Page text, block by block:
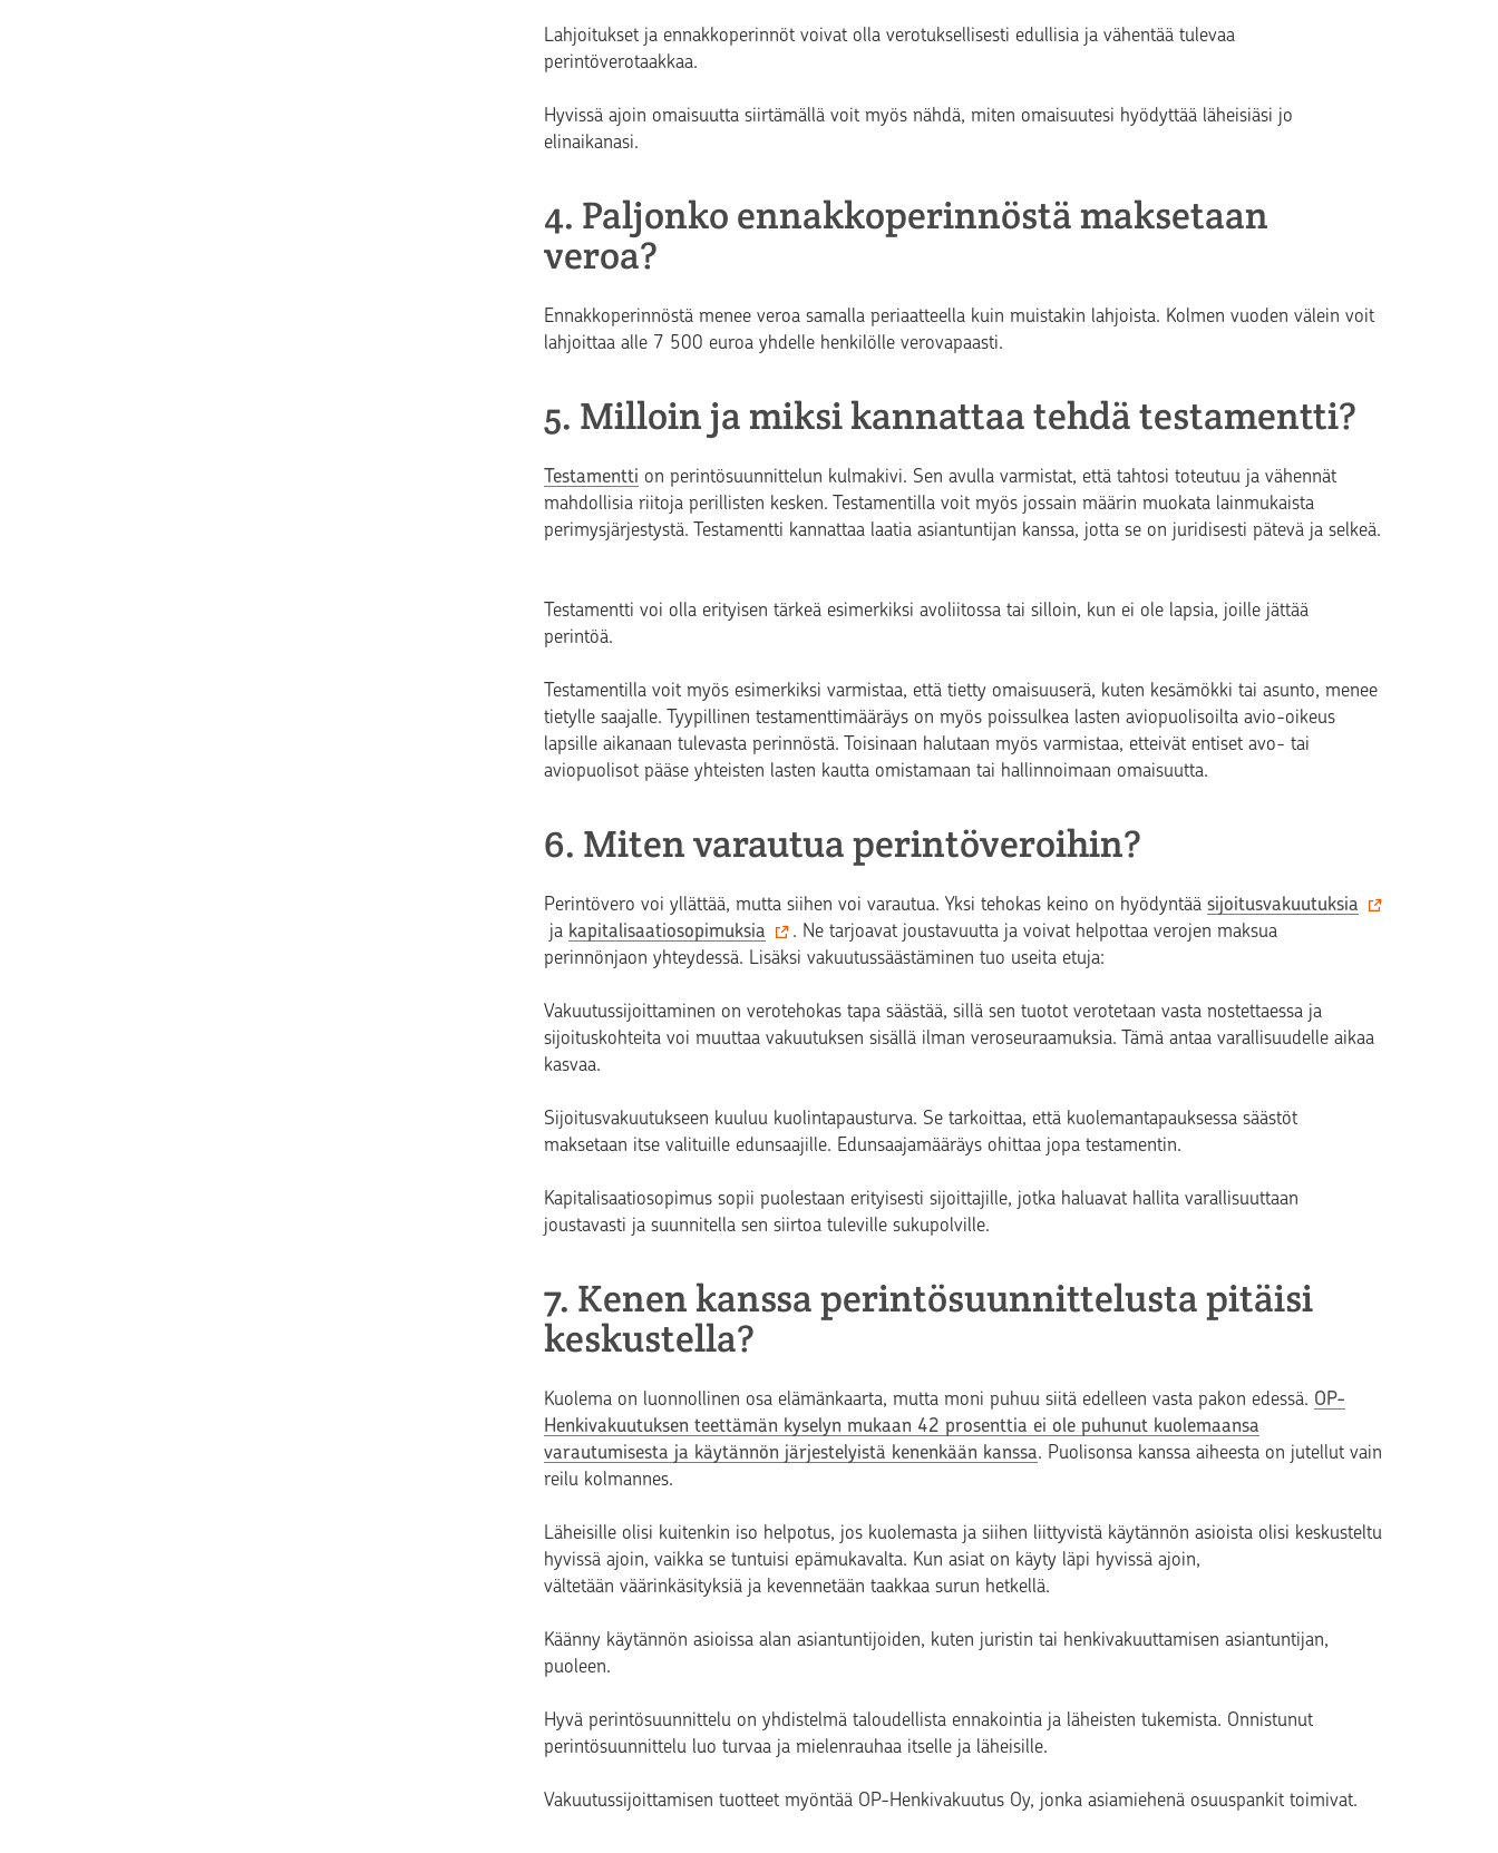
Lahjoitukset ja ennakkoperinnöt voivat olla verotuksellisesti edullisia ja vähentää tulevaa
perintöverotaakkaa.
Hyvissä ajoin omaisuutta siirtämällä voit myös nähdä, miten omaisuutesi hyödyttää läheisiäsi jo
elinaikanasi.
4. Paljonko ennakkoperinnöstä maksetaan
veroa?
Ennakkoperinnöstä menee veroa samalla periaatteella kuin muistakin lahjoista. Kolmen vuoden välein voit
lahjoittaa alle 7 500 euroa yhdelle henkilölle verovapaasti.
5. Milloin ja miksi kannattaa tehdä testamentti?
Testamentti on perintösuunnittelun kulmakivi. Sen avulla varmistat, että tahtosi toteutuu ja vähennät
mahdollisia riitoja perillisten kesken. Testamentilla voit myös jossain määrin muokata lainmukaista
perimysjärjestystä. Testamentti kannattaa laatia asiantuntijan kanssa, jotta se on juridisesti pätevä ja selkeä.
Testamentti voi olla erityisen tärkeä esimerkiksi avoliitossa tai silloin, kun ei ole lapsia, joille jättää
perintöä.
Testamentilla voit myös esimerkiksi varmistaa, että tietty omaisuuserä, kuten kesämökki tai asunto, menee
tietylle saajalle. Tyypillinen testamenttimääräys on myös poissulkea lasten aviopuolisoilta avio-oikeus
lapsille aikanaan tulevasta perinnöstä. Toisinaan halutaan myös varmistaa, etteivät entiset avo- tai
aviopuolisot pääse yhteisten lasten kautta omistamaan tai hallinnoimaan omaisuutta.
6. Miten varautua perintöveroihin?
Perintövero voi yllättää, mutta siihen voi varautua. Yksi tehokas keino on hyödyntääsijoitusvakuutuksia
ja kapitalisaatiosopimuksia
. Ne tarjoavat joustavuutta ja voivat helpottaa verojen maksua
perinnönjaon yhteydessä. Lisäksi vakuutussäästäminen tuo useita etuja:
Vakuutussijoittaminen on verotehokas tapa säästää, sillä sen tuotot verotetaan vasta nostettaessa ja
sijoituskohteita voi muuttaa vakuutuksen sisällä ilman veroseuraamuksia. Tämä antaa varallisuudelle aikaa
kasvaa.
Sijoitusvakuutukseen kuuluu kuolintapausturva. Se tarkoittaa, että kuolemantapauksessa säästöt
maksetaan itse valituille edunsaajille. Edunsaajamääräys ohittaa jopa testamentin.
Kapitalisaatiosopimus sopii puolestaan erityisesti sijoittajille, jotka haluavat hallita varallisuuttaan
joustavasti ja suunnitella sen siirtoa tuleville sukupolville.
7. Kenen kanssa perintösuunnittelusta pitäisi
keskustella?
Kuolema on luonnollinen osa elämänkaarta, mutta moni puhuu siitä edelleen vasta pakon edessä. OP-
Henkivakuutuksen teettämän kyselyn mukaan 42 prosenttia ei ole puhunut kuolemaansa
varautumisesta ja käytännön järjestelyistä kenenkään kanssa. Puolisonsa kanssa aiheesta on jutellut vain
reilu kolmannes.
Läheisille olisi kuitenkin iso helpotus, jos kuolemasta ja siihen liittyvistä käytännön asioista olisi keskusteltu
hyvissä ajoin, vaikka se tuntuisi epämukavalta. Kun asiat on käyty läpi hyvissä ajoin,
vältetään väärinkäsityksiä ja kevennetään taakkaa surun hetkellä.
Käänny käytännön asioissa alan asiantuntijoiden, kuten juristin tai henkivakuuttamisen asiantuntijan,
puoleen.
Hyvä perintösuunnittelu on yhdistelmä taloudellista ennakointia ja läheisten tukemista. Onnistunut
perintösuunnittelu luo turvaa ja mielenrauhaa itselle ja läheisille.
Vakuutussijoittamisentuotteet myöntää OP-Henkivakuutus Oy, jonka asiamiehenä osuuspankit toimivat.